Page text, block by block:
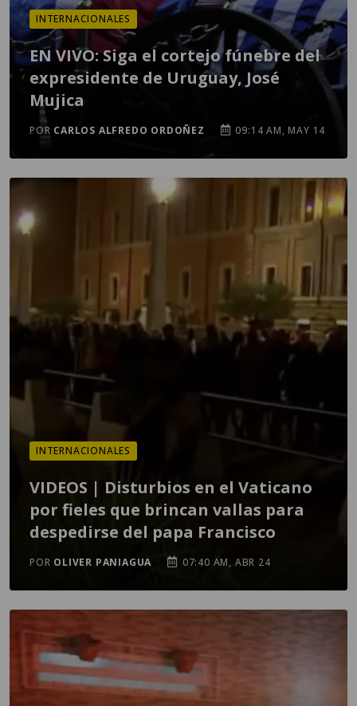
INTERNACIONALES
EN VIVO: Siga el cortejo fúnebre del
expresidente de Uruguay, José
Mujica
POR CARLOS ALFREDO ORDOÑEZ 09:14 AM, MAY 14
INTERNACIONALES
VIDEOS | Disturbios en el Vaticano
por fieles que brincan vallas para
despedirse del papa Francisco
POR OLIVER PANIAGUA 07:40 AM, ABR 24